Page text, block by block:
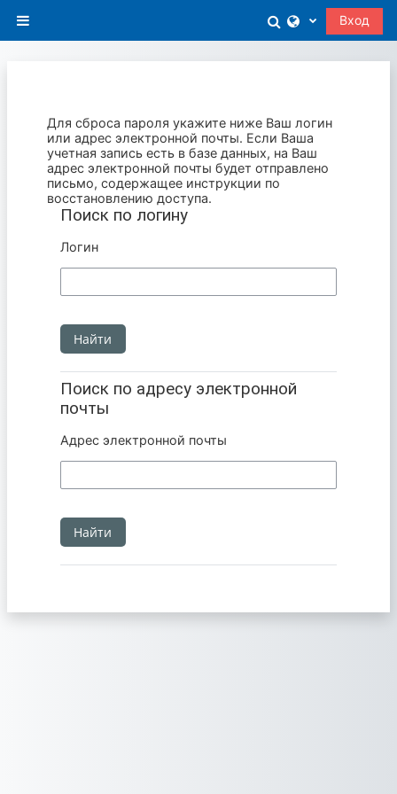
Изменить
Вход
Для сброса пароля укажите ниже Ваш логин
или адрес электронной почты. Если Ваша
учетная запись есть в базе данных, на Ваш
адрес электронной почты будет отправлено
письмо, содержащее инструкции по
восстановлению доступа.
Поиск по логину
Поиск по логину
Логин
Поиск по адресу электронной почты
Поиск по адресу электронной
почты
Адрес электронной почты